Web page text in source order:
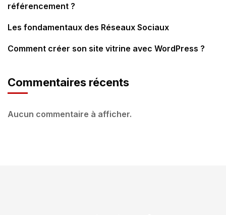
référencement ?
Les fondamentaux des Réseaux Sociaux
Comment créer son site vitrine avec WordPress ?
Commentaires récents
Aucun commentaire à afficher.